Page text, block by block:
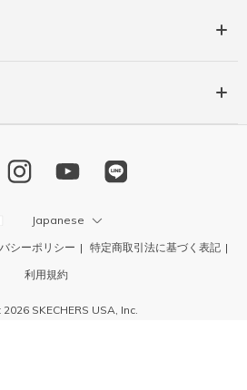
Japanese
シーポリシー
特定商取引法に基づく表記
利用規約
SKECHERS USA, Inc.